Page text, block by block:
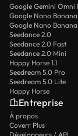
Google Gemini Omni
Google Nano
Google Nano
Seedance 2.0
Seedance 2.0 Fast
Seedance 2.0 Mini
Happy Horse 1.1
Seedream 5.0 Pro
Seedream 5.0 Lite
Happy Horse
Entreprise
À propos
Coverr Plus